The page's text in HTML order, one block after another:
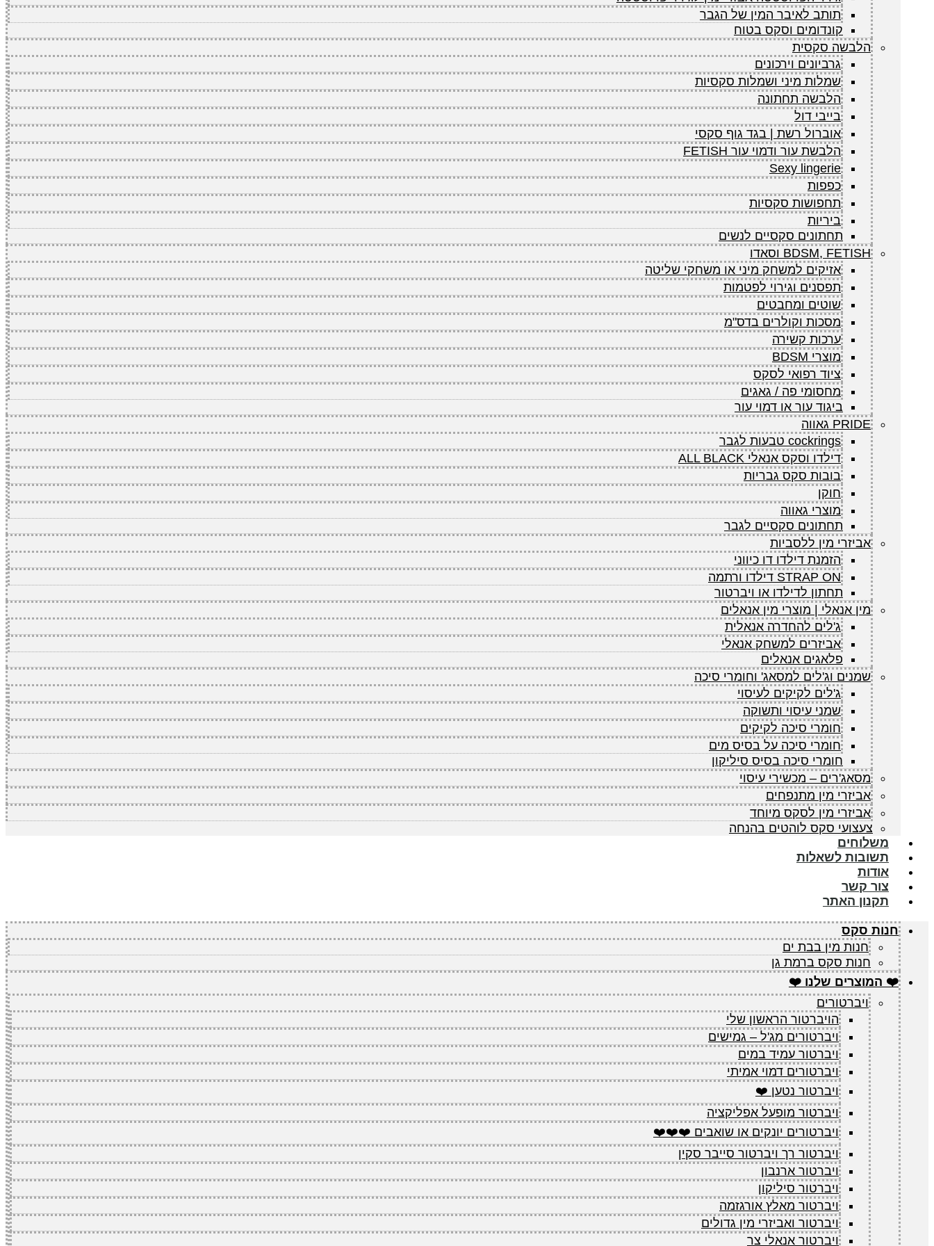
תותב לאיבר המין של הגבר
קונדומים וסקס בטוח
הלבשה סקסית
גרביונים וירכונים
שמלות מיני ושמלות סקסיות
הלבשה תחתונה
בייבי דול
אוברול רשת | בגד גוף סקסי
הלבשת עור ודמוי עור FETISH
Sexy lingerie
כפפות
תחפושות סקסיות
ביריות
תחתונים סקסיים לנשים
BDSM, FETISH וסאדו
אזיקים למשחק מיני או משחקי שליטה
תפסנים וגירוי לפטמות
שוטים ומחבטים
מסכות וקולרים בדס"מ
ערכות קשירה
מוצרי BDSM
ציוד רפואי לסקס
מחסומי פה / גאגים
ביגוד עור או דמוי עור
PRIDE גאווה
cockrings טבעות לגבר
דילדו וסקס אנאלי ALL BLACK
בובות סקס גבריות
חוקן
מוצרי גאווה
תחתונים סקסיים לגבר
אביזרי מין ללסביות
הזמנת דילדו דו כיווני
STRAP ON דילדו ורתמה
תחתון לדילדו או ויברטור
מין אנאלי | מוצרי מין אנאלים
ג'לים להחדרה אנאלית
אביזרים למשחק אנאלי
פלאגים אנאלים
שמנים וג'לים למסאג' וחומרי סיכה
ג'לים לקיקים לעיסוי
שמני עיסוי ותשוקה
חומרי סיכה לקיקים
חומרי סיכה על בסיס מים
חומרי סיכה בסיס סיליקון
מסאג'רים – מכשירי עיסוי
אביזרי מין מתנפחים
אביזרי מין לסקס מיוחד
צעצועי סקס לוהטים בהנחה
משלוחים
תשובות לשאלות
אודות
צור קשר
תקנון האתר
חנות סקס
חנות מין בבת ים
חנות סקס ברמת גן
❤️ המוצרים שלנו ❤️
ויברטורים
הויברטור הראשון שלי
ויברטורים מג'ל – גמישים
ויברטור עמיד במים
ויברטורים דמוי אמיתי
ויברטור נטען ❤️
ויברטור מופעל אפליקציה
ויברטורים יונקים או שואבים ❤️❤️❤️
ויברטור רך ויברטור סייבר סקין
ויברטור ארנבון
ויברטור סיליקון
ויברטור מאלץ אורגזמה
ויברטור ואביזרי מין גדולים
ויברטור אנאלי צר